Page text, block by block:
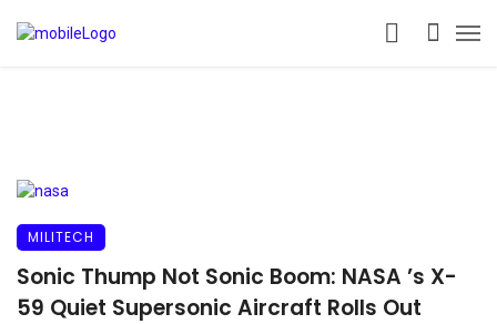
MILITECH
Sonic Thump Not Sonic Boom: NASA ’s X-
59 Quiet Supersonic Aircraft Rolls Out